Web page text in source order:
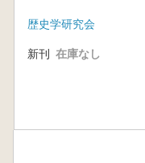
歴史学研究会
新刊 在庫なし